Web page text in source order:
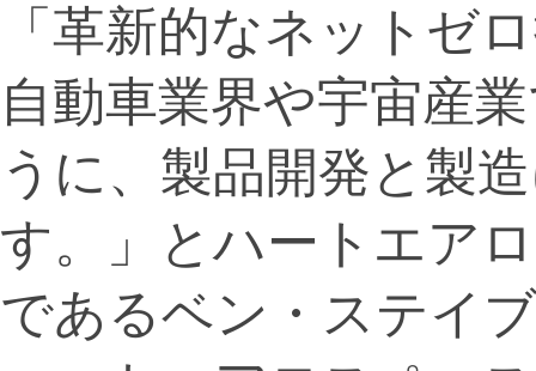
「革新的なネットゼ
自動車業界や宇宙産
うに、製品開発と製
す。」とハートエア
であるベン・ステイ